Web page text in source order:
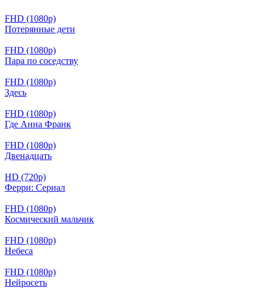
FHD (1080p)
Потерянные дети
FHD (1080p)
Пара по соседству
FHD (1080p)
Здесь
FHD (1080p)
Где Анна Франк
FHD (1080p)
Двенадцать
HD (720p)
Ферри: Сериал
FHD (1080p)
Космический мальчик
FHD (1080p)
Небеса
FHD (1080p)
Нейросеть